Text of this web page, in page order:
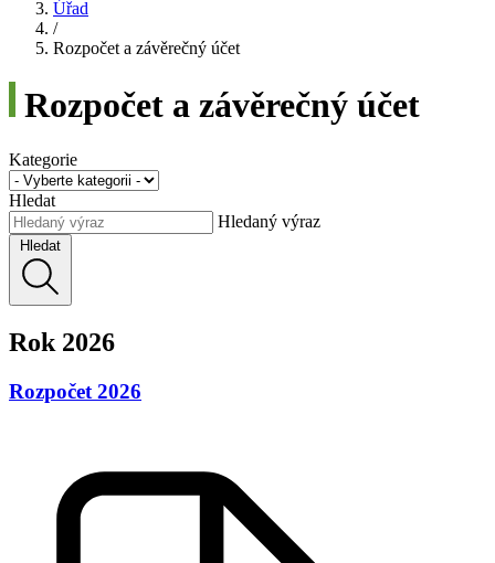
Úřad
/
Rozpočet a závěrečný účet
Rozpočet a závěrečný účet
Kategorie
Hledat
Hledaný výraz
Hledat
Rok 2026
Rozpočet 2026